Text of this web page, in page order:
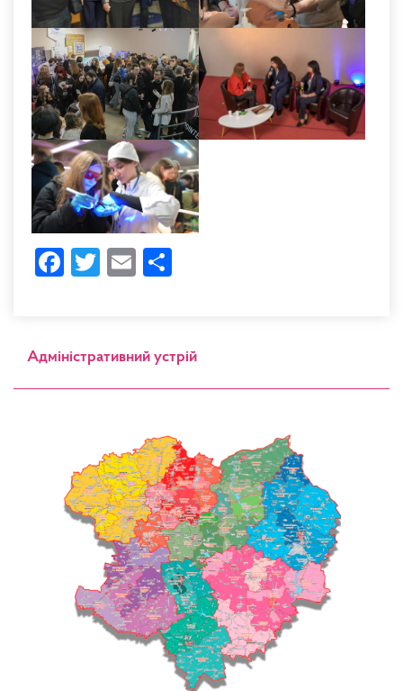
Facebook
Twitter
Email
Адміністративний устрій